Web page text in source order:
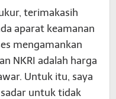
terimakasih
aparat keamanan
mengamankan
NKRI adalah harga
Untuk itu, saya
untuk tidak